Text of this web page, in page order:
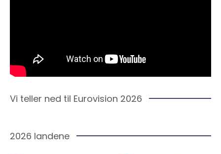
Vi teller ned til Eurovision 2026
2026 landene